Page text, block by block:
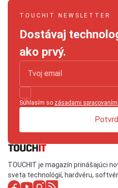
TOUCHIT NEWSLETTER
Dostávaj
ako prvý.
Súhlasím so zásadami
TOUCHIT je magazín prinášajúci
sveta technológií, hardvéru,